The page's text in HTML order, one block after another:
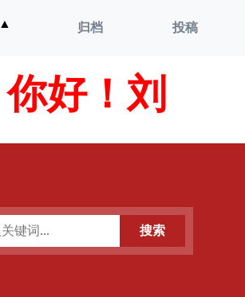
你好！刘
▲
单
归档 投稿
搜索